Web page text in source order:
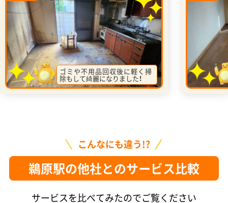
ゴミや不用品回収後に軽く掃
除もして綺麗になりました！
こんなにも違う!?
鵜原駅の他社とのサービス比較
サービスを比べてみたのでご覧ください